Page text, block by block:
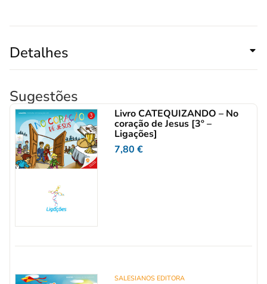
Detalhes
Sugestões
Livro CATEQUIZANDO – No
coração de Jesus [3º –
Ligações]
7,80€
SALESIANOS EDITORA